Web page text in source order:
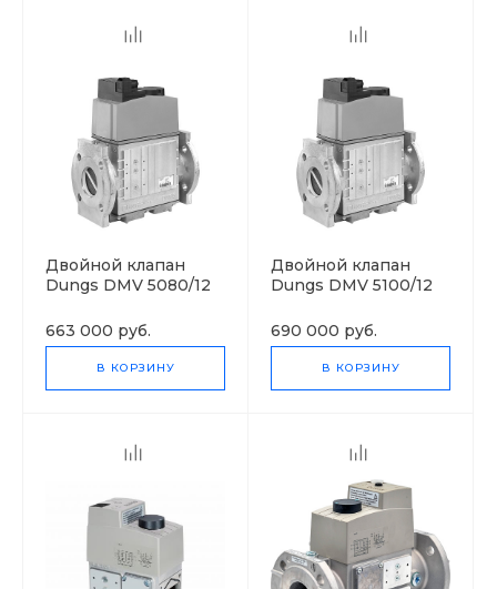
Двойной клапан
Dungs DMV 5080/12
663 000 руб.
В КОРЗИНУ
Двойной клапан
Dungs DMV 5100/12
690 000 руб.
В КОРЗИНУ